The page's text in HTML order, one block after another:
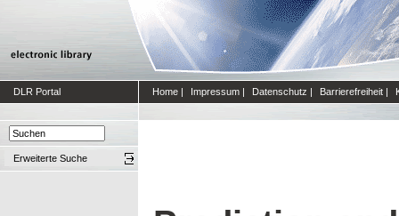
DLR Portal Home | Impressum | Datenschutz | Barrierefreiheit |
Erweiterte Suche